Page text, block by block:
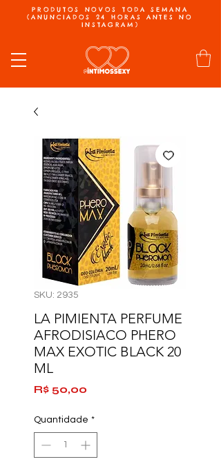
PRODUTOS NOVOS TODA SEMANA
(ANUNCIADOS 24 HORAS ANTES NO
INSTAGRAM)
SKU: 2935
LA PIMIENTA PERFUME
AFRODISIACO PHERO
MAX EXOTIC BLACK 20
ML
R$ 50,00
Quantidade *